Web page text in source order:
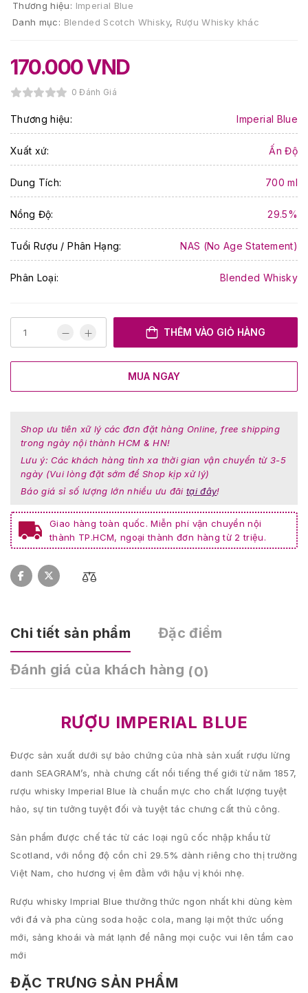
Thương hiệu: Imperial Blue
Danh mục: Blended Scotch Whisky, Rượu Whisky khác
170.000VND
0 Đánh Giá
Thương hiệu: Imperial Blue
Xuất xứ: Ấn Độ
Dung Tích: 700 ml
Nồng Độ: 29.5%
Tuổi Rượu / Phân Hạng: NAS (No Age Statement)
Phân Loại: Blended Whisky
THÊM VÀO GIỎ HÀNG
MUA NGAY
Shop ưu tiên xữ lý các đơn đặt hàng Online, free shipping
trong ngày nội thành HCM & HN!
Lưu ý: Các khách hàng tỉnh xa thời gian vận chuyển từ 3-5
ngày (Vui lòng đặt sớm để Shop kịp xử lý)
Báo giá sỉ số lượng lớn nhiều ưu đãi tại đây!
Giao hàng toàn quốc. Miễn phí vận chuyển nội
thành TP.HCM, ngoại thành đơn hàng từ 2 triệu.
Chi tiết sản phẩm Đặc điểm
Đánh giá của khách hàng (0)
RƯỢU IMPERIAL BLUE
Được sản xuất dưới sự bảo chứng của nhà sản xuất rượu lừng
danh SEAGRAM’s, nhà chưng cất nổi tiếng thế giới từ năm 1857,
rượu whisky Imperial Blue là chuẩn mực cho chất lượng tuyệt
hảo, sự tin tưởng tuyệt đối và tuyệt tác chưng cất thủ công.
Sản phẩm được chế tác từ các loại ngũ cốc nhập khẩu từ
Scotland, với nồng độ cồn chỉ 29.5% dành riêng cho thị trường
Việt Nam, cho hương vị êm đằm với hậu vị khói nhẹ.
Rượu whisky Imprial Blue thưởng thức ngon nhất khi dùng kèm
với đá và pha cùng soda hoặc cola, mang lại một thức uống
mới, sảng khoái và mát lạnh để nâng mọi cuộc vui lên tầm cao
mới
ĐẶC TRƯNG SẢN PHẨM